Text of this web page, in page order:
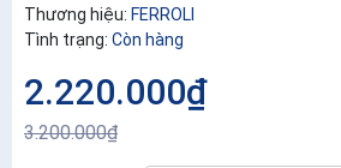
Thương hiệu: FERROLI
Tình trạng: Còn hàng
2.220.000₫
3.200.000₫